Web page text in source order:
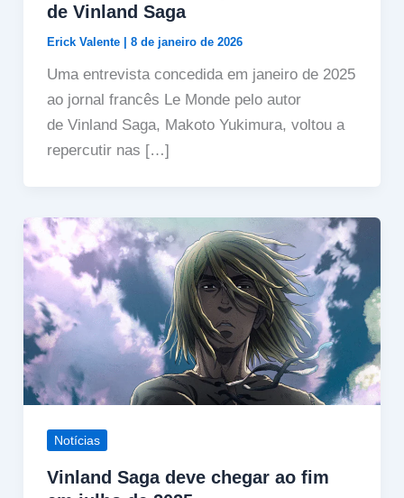
de Vinland Saga
Erick Valente 8 de janeiro de 2026
Uma entrevista concedida em janeiro de 2025
ao jornal francês Le Monde pelo autor
de Vinland Saga, Makoto Yukimura, voltou a
repercutir nas […]
Notícias
Vinland Saga deve chegar ao fim